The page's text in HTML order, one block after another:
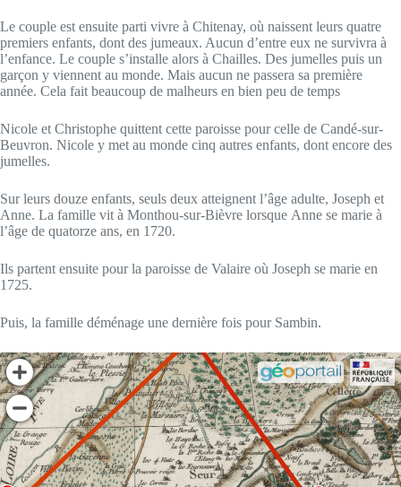
Le couple est ensuite parti vivre à Chitenay, où naissent leurs quatre
premiers enfants, dont des jumeaux. Aucun d’entre eux ne survivra à
l’enfance. Le couple s’installe alors à Chailles. Des jumelles puis un
garçon y viennent au monde. Mais aucun ne passera sa première
année. Cela fait beaucoup de malheurs en bien peu de temps
Nicole et Christophe quittent cette paroisse pour celle de Candé-sur-
Beuvron. Nicole y met au monde cinq autres enfants, dont encore des
jumelles.
Sur leurs douze enfants, seuls deux atteignent l’âge adulte, Joseph et
Anne. La famille vit à Monthou-sur-Bièvre lorsque Anne se marie à
l’âge de quatorze ans, en 1720.
Ils partent ensuite pour la paroisse de Valaire où Joseph se marie en
1725.
Puis, la famille déménage une dernière fois pour Sambin.